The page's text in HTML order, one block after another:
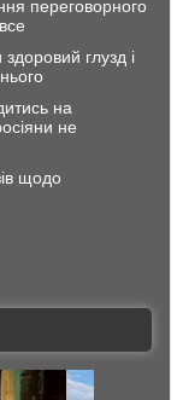
переговорного
глузд і
на
не
щодо